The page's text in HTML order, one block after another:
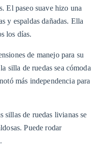
El paseo suave hizo una
y espaldas dañadas. Ella
los días.
de manejo para su
silla de ruedas sea cómoda
más independencia para
sillas de ruedas livianas se
Puede rodar